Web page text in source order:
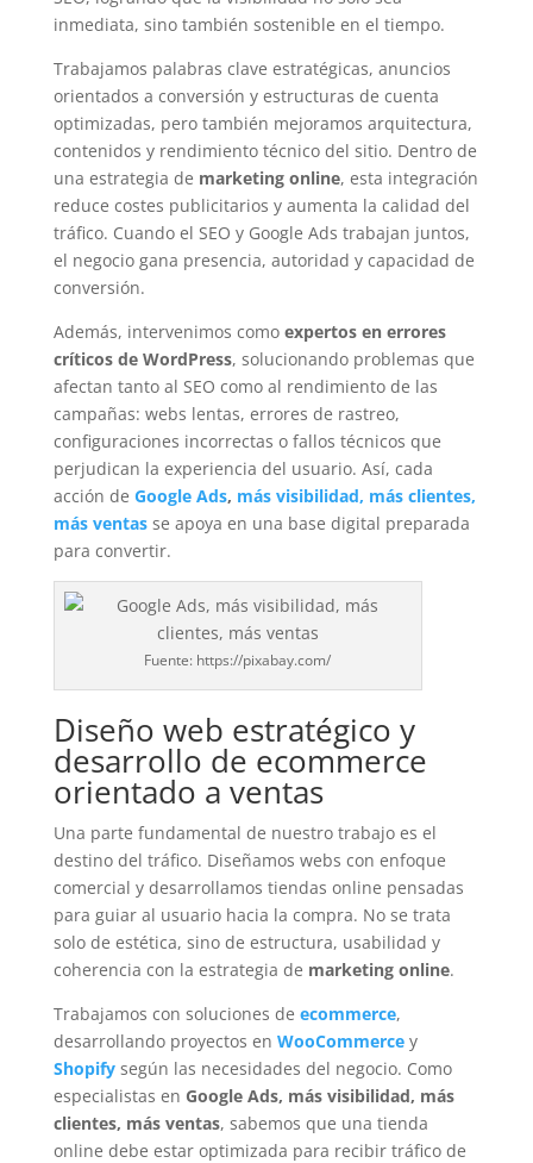
inmediata, sino también sostenible en el tiempo.
Trabajamos palabras clave estratégicas, anuncios
orientados a conversión y estructuras de cuenta
optimizadas, pero también mejoramos arquitectura,
contenidos y rendimiento técnico del sitio. Dentro de
una estrategia de marketing online, esta integración
reduce costes publicitarios y aumenta la calidad del
tráfico. Cuando el SEO y Google Ads trabajan juntos,
el negocio gana presencia, autoridad y capacidad de
conversión.
Además, intervenimos como expertos en errores
críticos de WordPress, solucionando problemas que
afectan tanto al SEO como al rendimiento de las
campañas: webs lentas, errores de rastreo,
configuraciones incorrectas o fallos técnicos que
perjudican la experiencia del usuario. Así, cada
acción de Google Ads, más visibilidad, más clientes,
más ventasse apoya en una base digital preparada
para convertir.
Fuente: https://pixabay.com/
Diseño web estratégico y
desarrollo de ecommerce
orientado a ventas
Una parte fundamental de nuestro trabajo es el
destino del tráfico. Diseñamos webs con enfoque
comercial y desarrollamos tiendas online pensadas
para guiar al usuario hacia la compra. No se trata
solo de estética, sino de estructura, usabilidad y
coherencia con la estrategia de marketing online.
Trabajamos con soluciones de ecommerce,
desarrollando proyectos en WooCommerce y
Shopify según las necesidades del negocio. Como
especialistas en Google Ads, más visibilidad, más
clientes, más ventas, sabemos que una tienda
online debe estar optimizada para recibir tráfico de